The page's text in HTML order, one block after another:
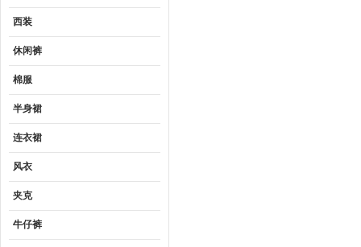
西装
休闲裤
棉服
半身裙
连衣裙
风衣
夹克
牛仔裤